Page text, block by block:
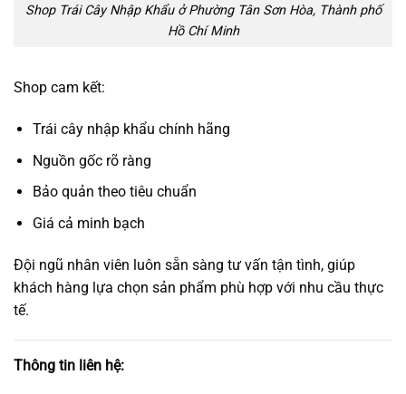
Shop Trái Cây Nhập Khẩu ở Phường Tân Sơn Hòa, Thành phố
Hồ Chí Minh
Shop cam kết:
Trái cây nhập khẩu chính hãng
Nguồn gốc rõ ràng
Bảo quản theo tiêu chuẩn
Giá cả minh bạch
Đội ngũ nhân viên luôn sẵn sàng tư vấn tận tình, giúp
khách hàng lựa chọn sản phẩm phù hợp với nhu cầu thực
tế.
Thông tin liên hệ: